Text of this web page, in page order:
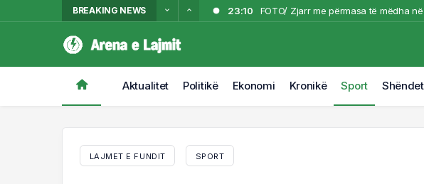
BREAKING NEWS 23:10
FOTO/ Zjarr me përmasa të mëdha
Aktualitet Politikë Ekonomi Kronikë Sport
LAJMET E FUNDIT SPORT